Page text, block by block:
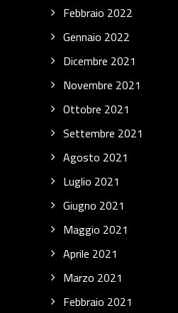
Febbraio 2022
Gennaio 2022
Dicembre 2021
Novembre 2021
Ottobre 2021
Settembre 2021
Agosto 2021
Luglio 2021
Giugno 2021
Maggio 2021
Aprile 2021
Marzo 2021
Febbraio 2021